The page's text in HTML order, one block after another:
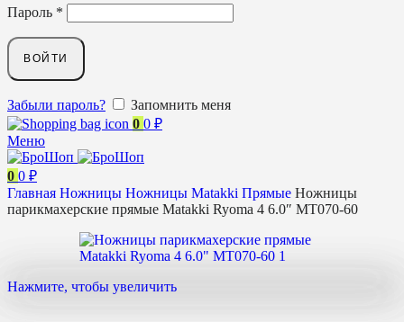
Пароль *
ВОЙТИ
Забыли пароль?
Запомнить меня
0 0 ₽
Меню
0 0 ₽
Главная Ножницы Ножницы Matakki Прямые Ножницы
парикмахерские прямые Matakki Ryoma 4 6.0″ MT070-60
Нажмите, чтобы увеличить